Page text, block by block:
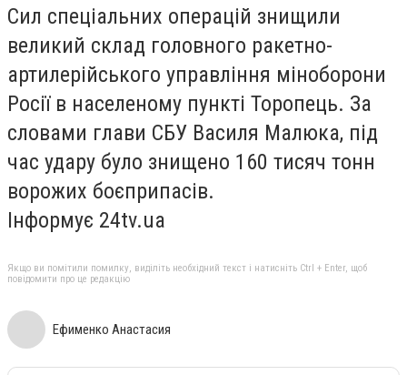
Сил спеціальних операцій знищили
великий склад головного ракетно-
артилерійського управління міноборони
Росії в населеному пункті Торопець. За
словами глави СБУ Василя Малюка, під
час удару було знищено 160 тисяч тонн
ворожих боєприпасів.
Інформує 24tv.ua
Якщо ви помітили помилку, виділіть необхідний текст і натисніть Ctrl + Enter, щоб
повідомити про це редакцію
Ефименко Анастасия